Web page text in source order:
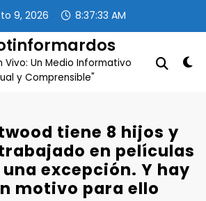
9, 2026 8:37:34 AM
Vivo: Un Medio Informativo
y Comprensible"
tiene 8 hijos y
en películas
excepción. Y hay
motivo para ello